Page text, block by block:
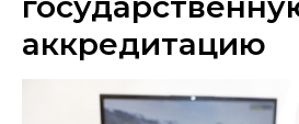
аккредитацию